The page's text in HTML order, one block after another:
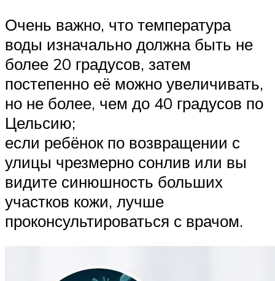
Очень важно, что температура
воды изначально должна быть не
более 20 градусов, затем
постепенно её можно увеличивать,
но не более, чем до 40 градусов по
Цельсию;
если ребёнок по возвращении с
улицы чрезмерно сонлив или вы
видите синюшность больших
участков кожи, лучше
проконсультироваться с врачом.